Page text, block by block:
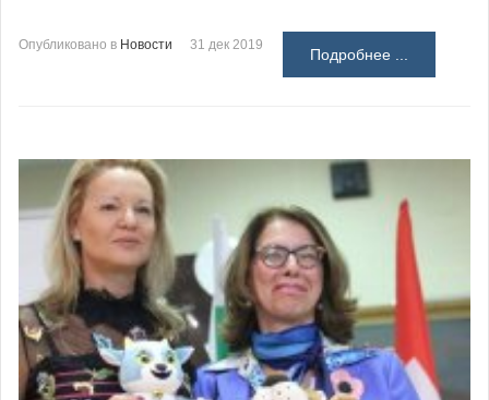
Опубликовано в Новости 31 дек 2019
Подробнее ...